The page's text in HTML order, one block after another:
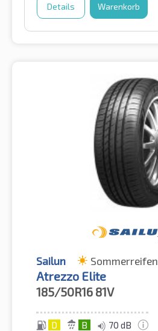
Details Warenkorb
Sailun Sommerreifen
Atrezzo Elite
185/50R16 81V
D B 70 dB